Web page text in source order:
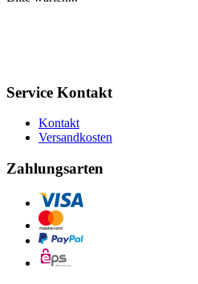
Service Kontakt
Kontakt
Versandkosten
Zahlungsarten